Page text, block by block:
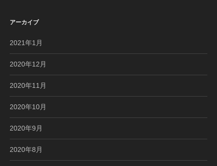
アーカイブ
2021年1月
2020年12月
2020年11月
2020年10月
2020年9月
2020年8月